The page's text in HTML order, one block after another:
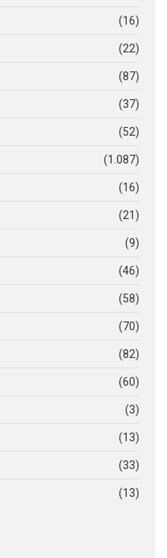
(16)
(22)
(87)
(37)
(52)
(1.087)
(16)
(21)
(9)
(46)
(58)
(70)
(82)
(60)
(3)
(13)
(33)
(13)